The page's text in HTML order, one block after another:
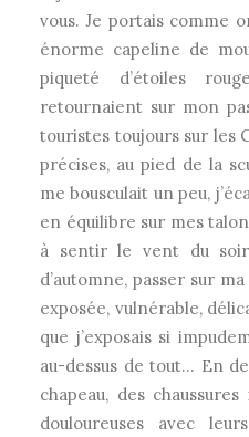
vous. Je portais comme
énorme capeline de
piqueté d’étoiles
retournaient sur mon
touristes toujours sur les
précises, au pied de la
me bousculait un peu,
en équilibre sur mes
à sentir le vent du
d’automne, passer sur
exposée, vulnérable,
que j’exposais si
au-dessus de tout… En
chapeau, des
douloureuses avec